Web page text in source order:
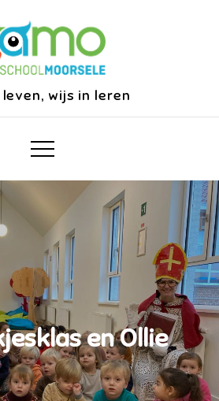
leven, wijs in leren
en Ollie